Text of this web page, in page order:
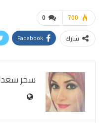
0 700
شارك Facebook
سحر